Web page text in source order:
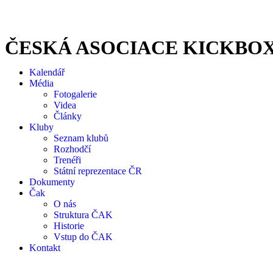
ČESKÁ ASOCIACE
Kalendář
Média
Fotogalerie
Videa
Články
Kluby
Seznam klubů
Rozhodčí
Trenéři
Státní reprezentace ČR
Dokumenty
Čak
O nás
Struktura ČAK
Historie
Vstup do ČAK
Kontakt